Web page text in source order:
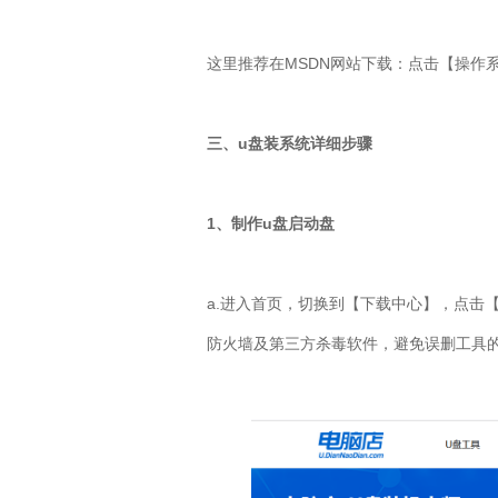
这里推荐在MSDN网站下载：点击【操作
三、u盘装系统详细步骤
1、制作u盘启动盘
a.进入首页，切换到【下载中心】，点击
防火墙及第三方杀毒软件，避免误删工具